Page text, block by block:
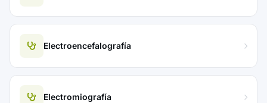
Electroencefalografía
Electromiografía